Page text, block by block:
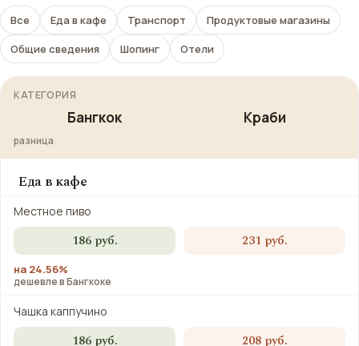
Все Еда в кафе Транспорт
Продуктовые магазины
Общие сведения
Шопинг Отели
КАТЕГОРИЯ
Бангкок Краби
разница
Еда в кафе
Местное пиво
186 руб. 231 руб.
на 24.56%
дешевле в Бангкоке
Чашка каппучино
186 руб. 208 руб.